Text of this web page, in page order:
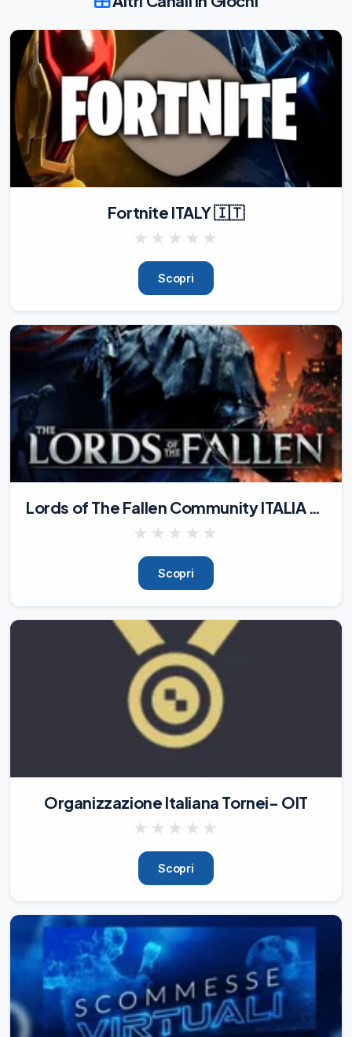
Fortnite ITALY 🇮🇹
★ ★ ★ ★ ★
Scopri
Lords of The Fallen Community ITALIA 🇮🇹
★ ★ ★ ★ ★
Scopri
Organizzazione Italiana Tornei- OIT
★ ★ ★ ★ ★
Scopri